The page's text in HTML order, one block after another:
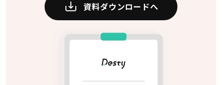
資料ダウンロードへ